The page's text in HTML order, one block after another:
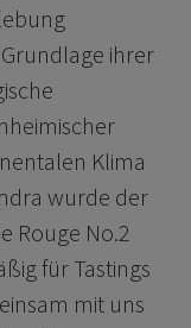
ihrer
Klima
wurde der
Rouge No.2
für Tastings
mit uns